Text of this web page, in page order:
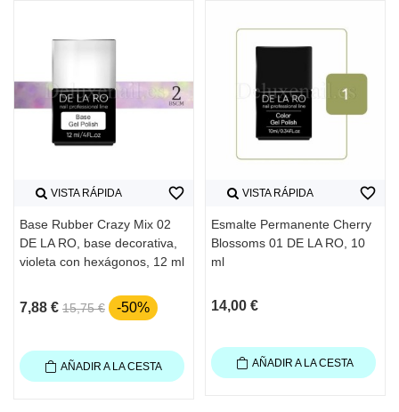
VISTA RÁPIDA
Base Rubber Crazy Mix 02
DE LA RO, base decorativa,
violeta con hexágonos, 12 ml
7,88 € 15,75 € -50%
favorite_border
AÑADIR A LA CESTA
VISTA RÁPIDA
Esmalte Permanente Cherry
Blossoms 01 DE LA RO, 10
ml
14,00 €
favorite_border
AÑADIR A LA CESTA